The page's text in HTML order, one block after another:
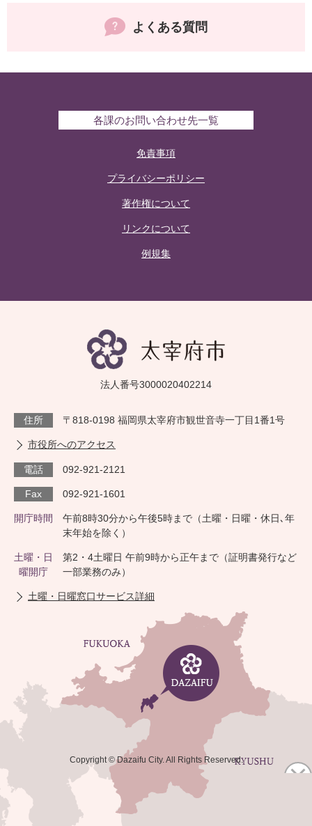
よくある質問
各課のお問い合わせ先一覧
免責事項
プライバシーポリシー
著作権について
リンクについて
例規集
法人番号3000020402214
住所 〒818-0198 福岡県太宰府市観世音寺一丁目1番1号
市役所へのアクセス
電話 092-921-2121
Fax 092-921-1601
開庁時間
午前8時30分から午後5時まで（土曜・日曜・休日､年
末年始を除く）
土曜・日
曜開庁
第2・4土曜日 午前9時から正午まで（証明書発行など
一部業務のみ）
土曜・日曜窓口サービス詳細
Copyright © Dazaifu City. All Rights Reserved.